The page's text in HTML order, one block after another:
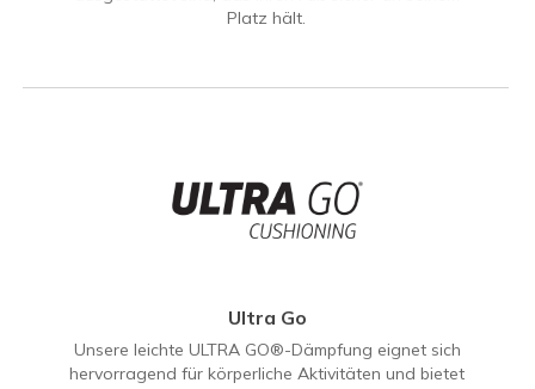
Platz hält.
Ultra Go
Unsere leichte ULTRA GO®-Dämpfung eignet sich
hervorragend für körperliche Aktivitäten und bietet